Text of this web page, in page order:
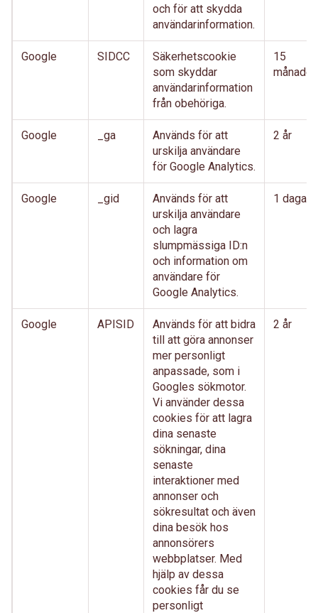
och för att skydda
användarinformation.
Google SIDCC
Säkerhetscookie
som skyddar
användarinformation
från obehöriga.
15
månader
Google _ga
Används för att
urskilja användare
för Google Analytics.
2 år
Google _gid
Används för att
urskilja användare
och lagra
slumpmässiga ID:n
och information om
användare för
Google Analytics.
1 dagar
Google APISID
Används för att bidra
till att göra annonser
mer personligt
anpassade, som i
Googles sökmotor.
Vi använder dessa
cookies för att lagra
dina senaste
sökningar, dina
senaste
interaktioner med
annonser och
sökresultat och även
dina besök hos
annonsörers
webbplatser. Med
hjälp av dessa
cookies får du se
personligt
2 år